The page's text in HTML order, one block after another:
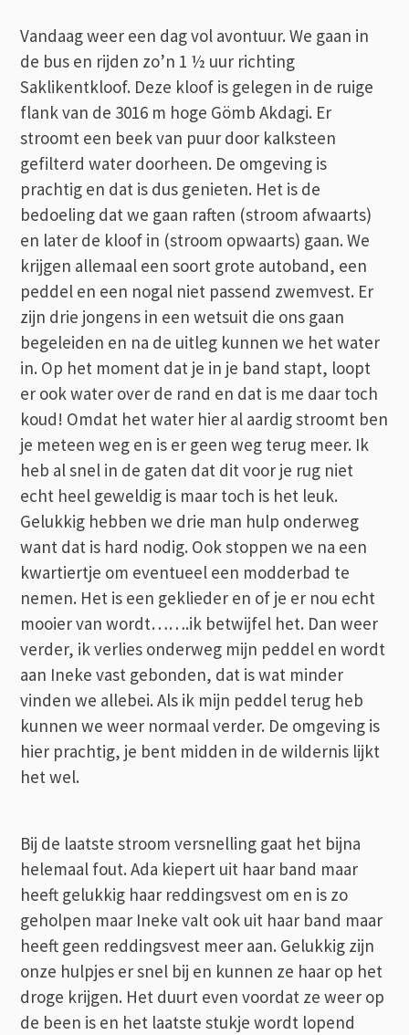
Vandaag weer een dag vol avontuur. We gaan in
de bus en rijden zo’n 1 ½ uur richting
Saklikentkloof. Deze kloof is gelegen in de ruige
flank van de 3016 m hoge Gömb Akdagi. Er
stroomt een beek van puur door kalksteen
gefilterd water doorheen. De omgeving is
prachtig en dat is dus genieten. Het is de
bedoeling dat we gaan raften (stroom afwaarts)
en later de kloof in (stroom opwaarts) gaan. We
krijgen allemaal een soort grote autoband, een
peddel en een nogal niet passend zwemvest. Er
zijn drie jongens in een wetsuit die ons gaan
begeleiden en na de uitleg kunnen we het water
in. Op het moment dat je in je band stapt, loopt
er ook water over de rand en dat is me daar toch
koud! Omdat het water hier al aardig stroomt ben
je meteen weg en is er geen weg terug meer. Ik
heb al snel in de gaten dat dit voor je rug niet
echt heel geweldig is maar toch is het leuk.
Gelukkig hebben we drie man hulp onderweg
want dat is hard nodig. Ook stoppen we na een
kwartiertje om eventueel een modderbad te
nemen. Het is een geklieder en of je er nou echt
mooier van wordt…….ik betwijfel het. Dan weer
verder, ik verlies onderweg mijn peddel en wordt
aan Ineke vast gebonden, dat is wat minder
vinden we allebei. Als ik mijn peddel terug heb
kunnen we weer normaal verder. De omgeving is
hier prachtig, je bent midden in de wildernis lijkt
het wel.
Bij de laatste stroom versnelling gaat het bijna
helemaal fout. Ada kiepert uit haar band maar
heeft gelukkig haar reddingsvest om en is zo
geholpen maar Ineke valt ook uit haar band maar
heeft geen reddingsvest meer aan. Gelukkig zijn
onze hulpjes er snel bij en kunnen ze haar op het
droge krijgen. Het duurt even voordat ze weer op
de been is en het laatste stukje wordt lopend